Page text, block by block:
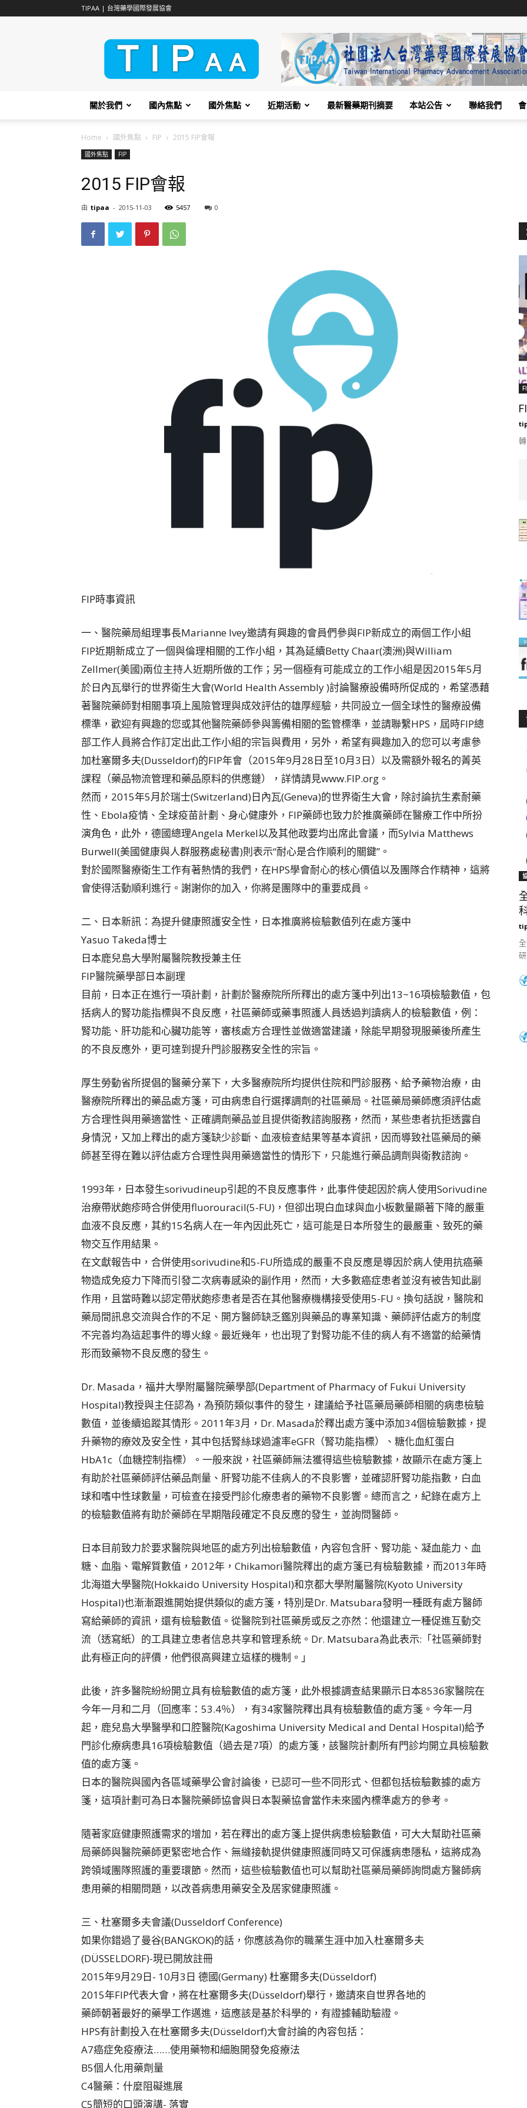
TIPAA | 台灣藥學國際發展協會
TIPAA
關於我們 國內焦點 國外焦點 近期活動 最新醫藥期刊摘要 本站公告 聯絡我們
Home 國外焦點 FIP 2015 FIP會報
國外焦點 FIP
2015 FIP會報
由 tipaa - 2015-11-03 5457 0
FIP時事資訊
一、醫院藥局組理事長Marianne Ivey邀請有興趣的會員們參與FIP新成立的兩個工作小組
FIP近期新成立了一個與倫理相關的工作小組，其為延續Betty Chaar(澳洲)與William
Zellmer(美國)兩位主持人近期所做的工作；另一個極有可能成立的工作小組是因2015年5月
於日內瓦舉行的世界衛生大會(World Health Assembly )討論醫療設備時所促成的，希望憑藉
著醫院藥師對相關事項上風險管理與成效評估的雄厚經驗，共同設立一個全球性的醫療設備
標準，歡迎有興趣的您或其他醫院藥師參與籌備相關的監管標準，並請聯繫HPS，屆時FIP總
部工作人員將合作訂定出此工作小組的宗旨與費用，另外，希望有興趣加入的您可以考慮參
加杜塞爾多夫(Dusseldorf)的FIP年會（2015年9月28日至10月3日）以及需額外報名的菁英
課程（藥品物流管理和藥品原料的供應鏈），詳情請見www.FIP.org。
然而，2015年5月於瑞士(Switzerland)日內瓦(Geneva)的世界衛生大會，除討論抗生素耐藥
性、Ebola疫情、全球疫苗計劃、身心健康外，FIP藥師也致力於推廣藥師在醫療工作中所扮
演角色，此外，德國總理Angela Merkel以及其他政要均出席此會議，而Sylvia Matthews
Burwell(美國健康與人群服務處秘書)則表示“耐心是合作順利的關鍵”。
對於國際醫療衛生工作有著熱情的我們，在HPS學會耐心的核心價值以及團隊合作精神，這將
會使得活動順利進行。謝謝你的加入，你將是團隊中的重要成員。
二、日本新訊：為提升健康照護安全性，日本推廣將檢驗數值列在處方箋中
Yasuo Takeda博士
日本鹿兒島大學附屬醫院教授兼主任
FIP醫院藥學部日本副理
目前，日本正在進行一項計劃，計劃於醫療院所所釋出的處方箋中列出13~16項檢驗數值，包
括病人的腎功能指標與不良反應，社區藥師或藥事照護人員透過判讀病人的檢驗數值，例：
腎功能、肝功能和心臟功能等，審核處方合理性並做適當建議，除能早期發現服藥後所產生
的不良反應外，更可達到提升門診服務安全性的宗旨。
厚生勞動省所提倡的醫藥分業下，大多醫療院所均提供住院和門診服務、給予藥物治療，由
醫療院所釋出的藥品處方箋，可由病患自行選擇調劑的社區藥局。社區藥局藥師應須評估處
方合理性與用藥適當性、正確調劑藥品並且提供衛教諮詢服務，然而，某些患者抗拒透露自
身情況，又加上釋出的處方箋缺少診斷、血液檢查結果等基本資訊，因而導致社區藥局的藥
師甚至得在難以評估處方合理性與用藥適當性的情形下，只能進行藥品調劑與衛教諮詢。
1993年，日本發生sorivudineup引起的不良反應事件，此事件使起因於病人使用Sorivudine
治療帶狀皰疹時合併使用fluorouracil(5-FU)，但卻出現白血球與血小板數量顯著下降的嚴重
血液不良反應，其約15名病人在一年內因此死亡，這可能是日本所發生的最嚴重、致死的藥
物交互作用結果。
在文獻報告中，合併使用sorivudine和5-FU所造成的嚴重不良反應是導因於病人使用抗癌藥
物造成免疫力下降而引發二次病毒感染的副作用，然而，大多數癌症患者並沒有被告知此副
作用，且當時難以認定帶狀皰疹患者是否在其他醫療機構接受使用5-FU。換句話說，醫院和
藥局間訊息交流與合作的不足、開方醫師缺乏鑑別與藥品的專業知識、藥師評估處方的制度
不完善均為這起事件的導火線。最近幾年，也出現了對腎功能不佳的病人有不適當的給藥情
形而致藥物不良反應的發生。
Dr. Masada，福井大學附屬醫院藥學部(Department of Pharmacy of Fukui University
Hospital)教授與主任認為，為預防類似事件的發生，建議給予社區藥局藥師相關的病患檢驗
數值，並後續追蹤其情形。2011年3月，Dr. Masada於釋出處方箋中添加34個檢驗數據，提
升藥物的療效及安全性，其中包括腎絲球過濾率eGFR（腎功能指標）、糖化血紅蛋白
HbA1c（血糖控制指標）。一般來說，社區藥師無法獲得這些檢驗數據，故顯示在處方箋上
有助於社區藥師評估藥品劑量、肝腎功能不佳病人的不良影響，並確認肝腎功能指數，白血
球和嗜中性球數量，可檢查在接受門診化療患者的藥物不良影響。總而言之，紀錄在處方上
的檢驗數值將有助於藥師在早期階段確定不良反應的發生，並詢問醫師。
日本目前致力於要求醫院與地區的處方列出檢驗數值，內容包含肝、腎功能、凝血能力、血
糖、血脂、電解質數值，2012年，Chikamori醫院釋出的處方箋已有檢驗數據，而2013年時
北海道大學醫院(Hokkaido University Hospital)和京都大學附屬醫院(Kyoto University
Hospital)也漸漸跟進開始提供類似的處方箋，特別是Dr. Matsubara發明一種既有處方醫師
寫給藥師的資訊，還有檢驗數值。從醫院到社區藥房或反之亦然：他還建立一種促進互動交
流（透寫紙）的工具建立患者信息共享和管理系統。Dr. Matsubara為此表示:「社區藥師對
此有極正向的評價，他們很高興建立這樣的機制。」
此後，許多醫院紛紛開立具有檢驗數值的處方箋，此外根據調查結果顯示日本8536家醫院在
今年一月和二月（回應率：53.4％），有34家醫院釋出具有檢驗數值的處方箋。今年一月
起，鹿兒島大學醫學和口腔醫院(Kagoshima University Medical and Dental Hospital)給予
門診化療病患具16項檢驗數值（過去是7項）的處方箋，該醫院計劃所有門診均開立具檢驗數
值的處方箋。
日本的醫院與國內各區域藥學公會討論後，已認可一些不同形式、但都包括檢驗數據的處方
箋，這項計劃可為日本醫院藥師協會與日本製藥協會當作未來國內標準處方的參考。
隨著家庭健康照護需求的增加，若在釋出的處方箋上提供病患檢驗數值，可大大幫助社區藥
局藥師與醫院藥師更緊密地合作、無縫接軌提供健康照護同時又可保護病患隱私，這將成為
跨領域團隊照護的重要環節。然而，這些檢驗數值也可以幫助社區藥局藥師詢問處方醫師病
患用藥的相關問題，以改善病患用藥安全及居家健康照護。
三、杜塞爾多夫會議(Dusseldorf Conference)
如果你錯過了曼谷(BANGKOK)的話，你應該為你的職業生涯中加入杜塞爾多夫
(DÜSSELDORF)-現已開放註冊
2015年9月29日- 10月3日 德國(Germany) 杜塞爾多夫(Düsseldorf)
2015年FIP代表大會，將在杜塞爾多夫(Düsseldorf)舉行，邀請來自世界各地的
藥師朝著最好的藥學工作邁進，這應該是基於科學的，有證據輔助驗證。
HPS有計劃投入在杜塞爾多夫(Düsseldorf)大會討論的內容包括：
A7癌症免疫療法……使用藥物和細胞開發免疫療法
B5個人化用藥劑量
C4醫藥：什麼阻礙進展
C5簡短的口頭演講- 落實